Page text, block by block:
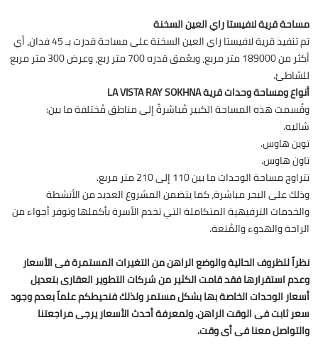
مساحة قرية لافيستا راي العين السخنة
تم تنفيذ قرية لافيستا راي العين السخنة على مساحة قدرت بـ 45 فدان، أي
أكثر من 189000 متر مربع، وبعُمق قدره 700 متر ربع، وعرض 300 متر مربع
للشاطئ.
أنواع ومساحة وحدات قرية LA VISTA RAY SOKHNA
وقُسمت هذه المساحة الكبير مُباشرةً إلى مناطق مُختلفة ما بين:
شاليه.
توين هاوس.
تاون هاوس.
تتراوح مساحة الوحدات ما بين 110 إلى 210 متر مربع.
وذلك على البحر مباشرة، كما يتضمن المشروع العديد من الأنشطة
والخدمات الترفيهية المتكاملة التي تخدم الأسرة بأكملها وتوفر أجواء من
الراحة والهدوء والمُتعة.
نظراً للظروف الحالية والوضع الراهن من التغيرات المستمرة فى الأسعار
وعدم استقرارها فقد قامت الكثير من شركات التطوير العقارى بتعديل
أسعار الوحدات الخاصة بها بشكل مستمر ولذلك فنحيطكم علماً بعدم وجود
سعر ثابت فى الوقت الراهن. ولمعرفة أحدث الأسعار يرجى مراجعتنا
والتواصل معنا فى أى وقت.